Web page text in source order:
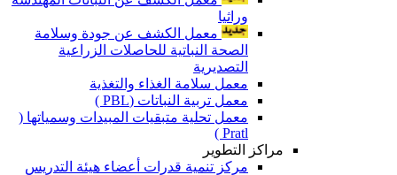
وراثيا
معمل الكشف عن جودة وسلامة
الصحة النباتية للحاصلات الزراعية
التصديرية
معمل سلامة الغذاء والتغذية
معمل تربية النباتات (PBL )
معمل تحلية متبقيات المبيدات وسمياتها (
Pratl )
مراكز التطوير
مركز تنمية قدرات أعضاء هيئة التدريس